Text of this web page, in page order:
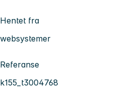
Hentet fra
websystemer
Referanse
k155_t3004768